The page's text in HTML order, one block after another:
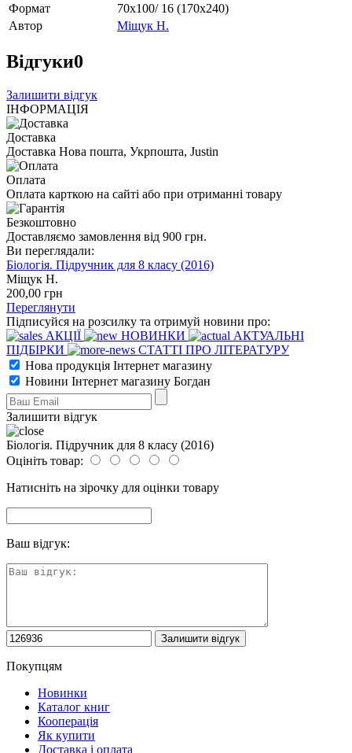
Формат
70х100/ 16 (170х240)
Автор
Міщук Н.
Відгуки0
Залишити відгук
ІНФОРМАЦІЯ
Доставка
Доставка Нова пошта, Укрпошта, Justin
Оплата
Оплата карткою на сайті або при отриманні товару
Безкоштовно
Доставляємо замовлення від 900 грн.
Ви переглядали:
Біологія. Підручник для 8 класу (2016)
Міщук Н.
200,00 грн
Переглянути
Підписуйся на розсилку та отримуй новини про:
АКЦІЇ
НОВИНКИ
АКТУАЛЬНІ
ПІДБІРКИ
СТАТТІ ПРО ЛІТЕРАТУРУ
Нова продукція Інтернет магазину
Новини Інтернет магазину Богдан
Залишити відгук
Біологія. Підручник для 8 класу (2016)
Оцініть товар:
Натисніть на зірочку для оцінки товару
Ваш відгук:
Покупцям
Новинки
Каталог книг
Кооперація
Як купити
Доставка і оплата